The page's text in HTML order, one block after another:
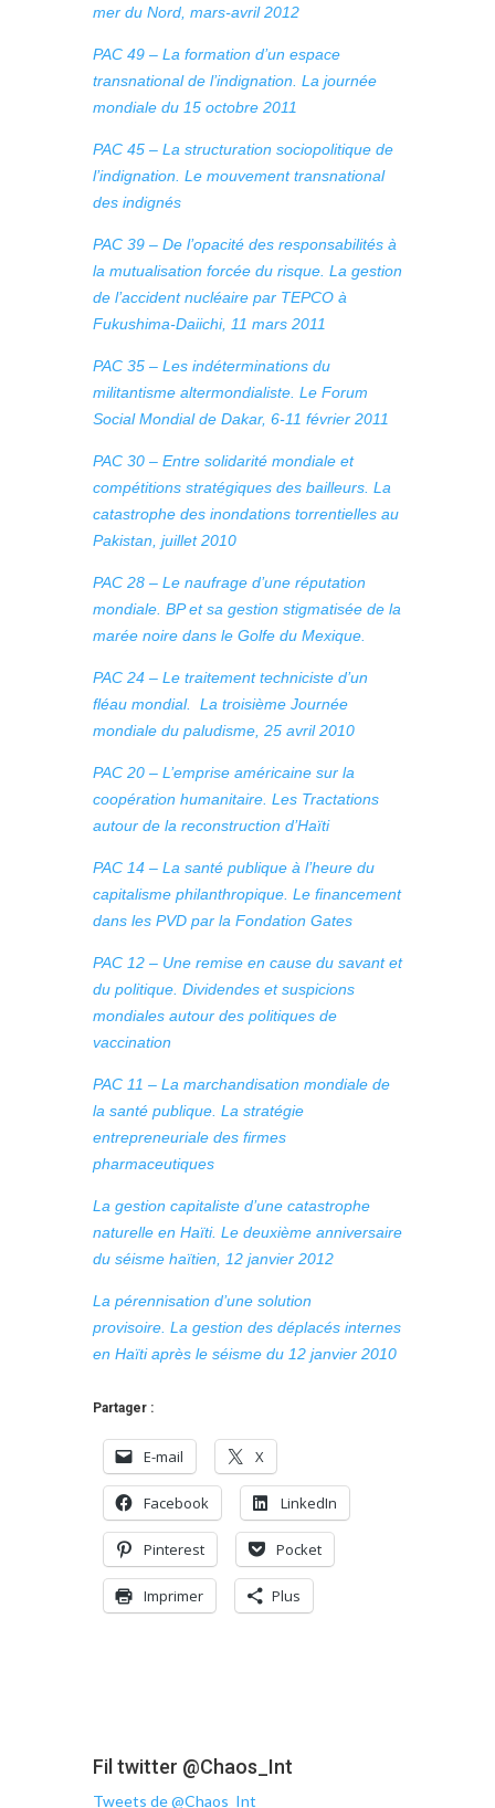
mer du Nord, mars-avril 2012
PAC 49 – La formation d’un espace
transnational de l’indignation. La journée
mondiale du 15 octobre 2011
PAC 45 – La structuration sociopolitique de
l’indignation. Le mouvement transnational
des indignés
PAC 39 – De l’opacité des responsabilités à
la mutualisation forcée du risque. La gestion
de l’accident nucléaire par TEPCO à
Fukushima-Daiichi, 11 mars 2011
PAC 35 – Les indéterminations du
militantisme altermondialiste. Le Forum
Social Mondial de Dakar, 6-11 février 2011
PAC 30 – Entre solidarité mondiale et
compétitions stratégiques des bailleurs. La
catastrophe des inondations torrentielles au
Pakistan, juillet 2010
PAC 28 – Le naufrage d’une réputation
mondiale. BP et sa gestion stigmatisée de la
marée noire dans le Golfe du Mexique.
PAC 24 – Le traitement techniciste d’un
fléau mondial. La troisième Journée
mondiale du paludisme, 25 avril 2010
PAC 20 – L’emprise américaine sur la
coopération humanitaire. Les Tractations
autour de la reconstruction d’Haïti
PAC 14 – La santé publique à l’heure du
capitalisme philanthropique. Le financement
dans les PVD par la Fondation Gates
PAC 12 – Une remise en cause du savant et
du politique. Dividendes et suspicions
mondiales autour des politiques de
vaccination
PAC 11 – La marchandisation mondiale de
la santé publique. La stratégie
entrepreneuriale des firmes
pharmaceutiques
La gestion capitaliste d’une catastrophe
naturelle en Haïti. Le deuxième anniversaire
du séisme haïtien, 12 janvier 2012
La pérennisation d’une solution
provisoire. La gestion des déplacés internes
en Haïti après le séisme du 12 janvier 2010
Partager :
E-mail X
Facebook LinkedIn
Pinterest Pocket
Imprimer Plus
Fil twitter @Chaos_Int
Tweets de @Chaos_Int